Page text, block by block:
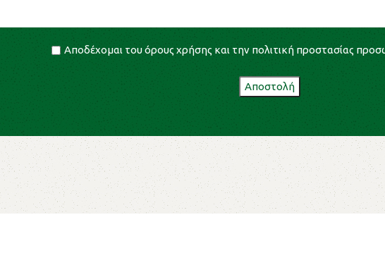
Αποδέχομαι τουόρους χρήσης και την πολιτική προστασίας